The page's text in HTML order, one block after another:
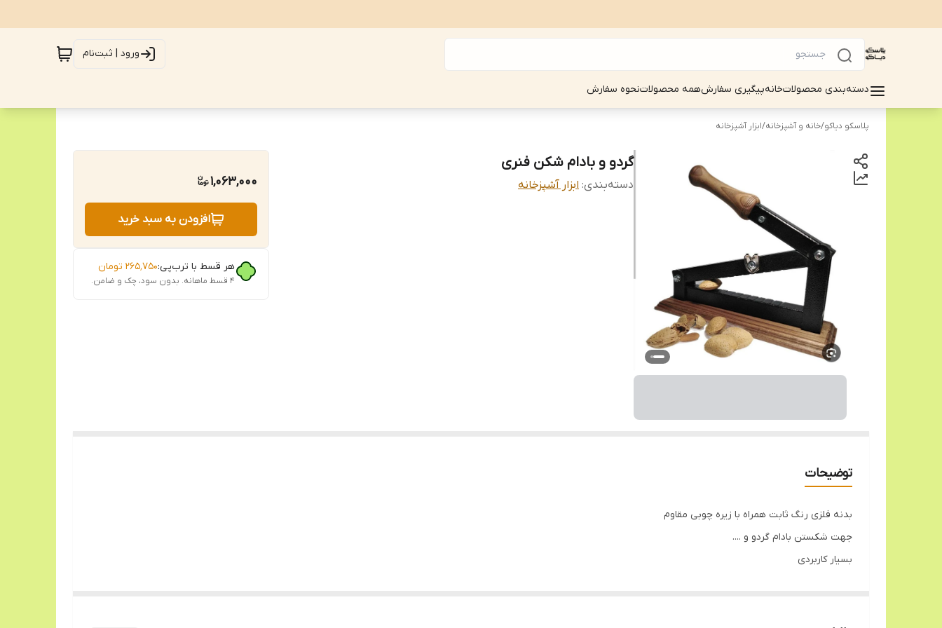
ورود | ثبت‌نام
دسته‌بندی محصولاتخانهپیگیری سفارشهمه محصولاتنحوه سفارش
پلاسکو دیاکو/خانه و آشپزخانه/ابزار آشپزخانه
گردو و بادام شکن فنری
دسته‌بندی: ابزار آشپزخانه 1,063,000
افزودن به سبد خرید
هر قسط با ترب‌پی:۲۶۵٬۷۵۰ تومان
۴ قسط ماهانه. بدون سود، چک و ضامن.
توضیحات
بدنه فلزی رنگ ثابت همراه با زیره چوبی مقاوم
جهت شکستن بادام گردو و ....
بسیار کاربردی